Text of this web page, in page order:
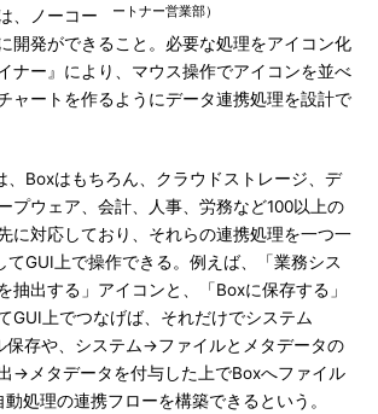
ートナー営業部）
、ノーコー
開発ができること。必要な処理をアイコン化
ナー』により、マウス操作でアイコンを並べ
ャートを作るようにデータ連携処理を設計で
、Boxはもちろん、クラウドストレージ、デ
プウェア、会計、人事、労務など100以上の
に対応しており、それらの連携処理を一つ一
てGUI上で操作できる。例えば、「業務シス
抽出する」アイコンと、「Boxに保存する」
GUI上でつなげば、それだけでシステム
存や、システム→ファイルとメタデータの
→メタデータを付与した上でBoxへファイル
処理の連携フローを構築できるという。